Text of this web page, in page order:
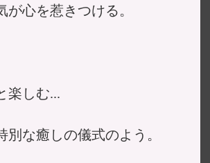
心を惹きつける。
楽しむ...
な癒しの儀式のよう。